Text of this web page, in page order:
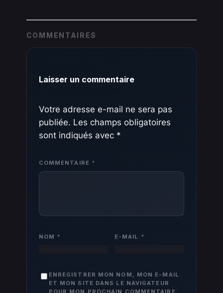
COMMENTAIRES
Laisser un commentaire
Votre adresse e-mail ne sera pas
publiée. Les champs obligatoires
sont indiqués avec *
COMMENTAIRE *
NOM * E-MAIL *
ENREGISTRER MON NOM, MON E-MAIL
ET MON SITE DANS LE NAVIGATEUR
POUR MON PROCHAIN COMMENTAIRE.